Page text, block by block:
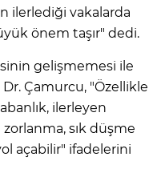
ilerlediği vakalarda
önem taşır" dedi.
gelişmemesi ile
Dr. Çamurcu, "Özellikle
ilerleyen
zorlanma, sık düşme
açabilir" ifadelerini